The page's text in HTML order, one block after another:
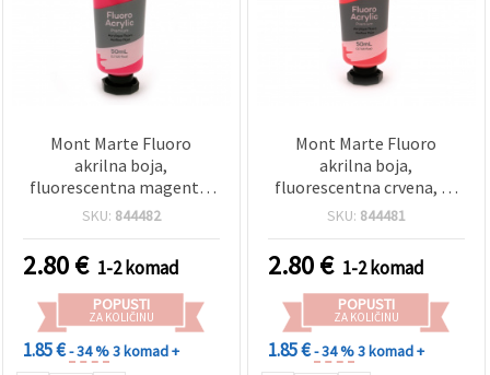
Mont Marte Fluoro
akrilna boja,
fluorescentna magenta,
50 ml
SKU: 844482
2.80€ 1-2 komad
POPUSTI
ZA KOLIČINU
1.85 €- 34 %3 komad +
Mont Marte Fluoro
akrilna boja,
fluorescentna crvena, 50
ml
SKU: 844481
2.80€ 1-2 komad
POPUSTI
ZA KOLIČINU
1.85 €- 34 %3 komad +